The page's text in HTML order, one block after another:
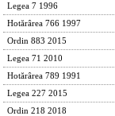
Legea 7 1996
Hotărârea 766 1997
Ordin 883 2015
Legea 71 2010
Hotărârea 789 1991
Legea 227 2015
Ordin 218 2018